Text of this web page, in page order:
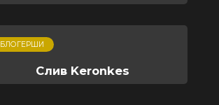
БЛОГЕРШИ
Слив Keronkes